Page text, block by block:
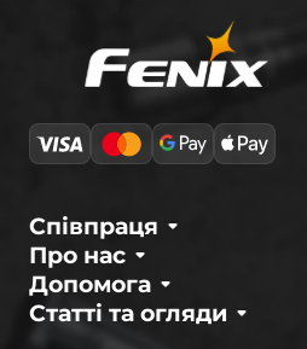
Про нас
Співпраця
Статті та огляди
Допомога